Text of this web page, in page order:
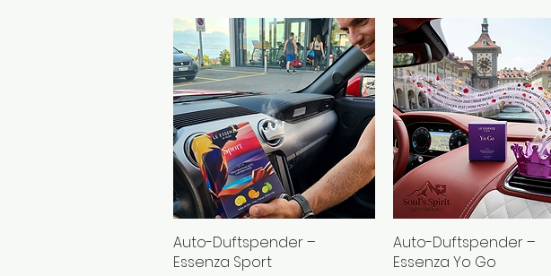
Schnellansicht
Auto-Duftspender –
Essenza Sport
Schnellansicht
Auto-Duftspender –
Essenza Yo Go